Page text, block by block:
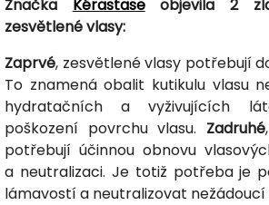
Značka Kérastaseobjevila 2
zesvětlené vlasy:
Zaprvé, zesvětlené vlasy potřebují
To znamená obalit kutikulu vlasu
hydratačních a vyživujících
poškození povrchu vlasu. Zadruhé
potřebují účinnou obnovu
a neutralizaci. Je totiž potřeba je
lámavostí a neutralizovat